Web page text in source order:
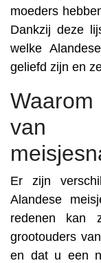
moeders
Dankzij deze
welke
geliefd zijn en
van
Er zijn
Alandese
redenen kan
grootouders
en dat u een